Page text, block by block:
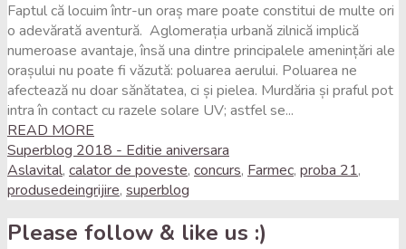
Faptul că locuim într-un oraș mare poate constitui de multe ori
o adevărată aventură. Aglomerația urbană zilnică implică
numeroase avantaje, însă una dintre principalele amenințări ale
orașului nu poate fi văzută: poluarea aerului. Poluarea ne
afectează nu doar sănătatea, ci și pielea. Murdăria și praful pot
intra în contact cu razele solare UV; astfel se...
READ MORE
Superblog 2018 - Editie aniversara
Aslavital, calator de poveste, concurs, Farmec, proba 21,
produsedeingrijire, superblog
Please follow & like us :)